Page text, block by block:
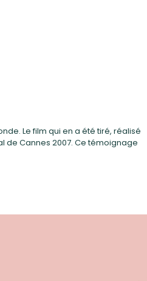
Le film qui en a été tiré, réalisé
de Cannes 2007. Ce témoignage